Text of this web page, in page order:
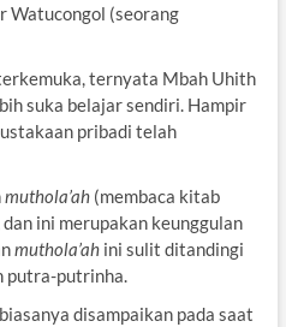
Watucongol (seorang
ternyata Mbah Uhith
suka belajar sendiri. Hampir
pribadi telah
muthola’ah(membaca kitab
ini merupakan keunggulan
muthola’ahini sulit ditandingi
putra-putrinha.
disampaikan pada saat